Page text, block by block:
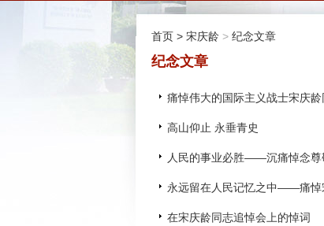
首页 > 宋庆龄 > 纪念文章
纪念文章
痛悼伟大的国际主义战士宋庆龄
高山仰止 永垂青史
人民的事业必胜——沉痛悼念尊
永远留在人民记忆之中——痛悼
在宋庆龄同志追悼会上的悼词